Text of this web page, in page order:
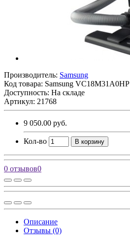
Производитель: Samsung
Код товара: Samsung VC18M31A0HP
Доступность: На складе
Артикул: 21768
9 050.00 руб.
Кол-во В корзину
0 отзывов0
Описание
Отзывы (0)